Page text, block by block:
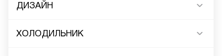
ДИЗАЙН
ХОЛОДИЛЬНИК